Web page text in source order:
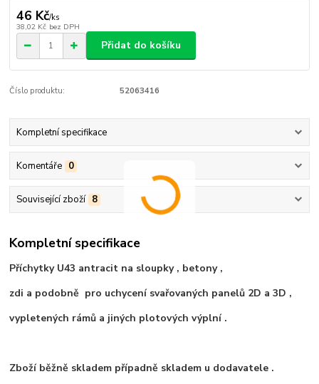
46 Kč/ks
38,02 Kč bez DPH
Přidat do košíku
Číslo produktu: 52063416
Kompletní specifikace
Komentáře 0
Související zboží 8
Kompletní specifikace
Příchytky U43 antracit na sloupky , betony ,
zdi a podobně pro uchycení svařovaných panelů 2D a 3D ,
vypletených rámů a jiných plotových výplní .
Zboží běžně skladem případně skladem u dodavatele .